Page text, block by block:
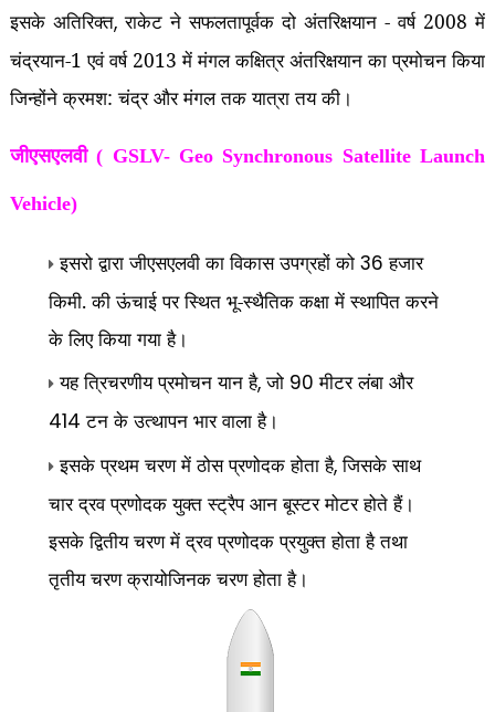
इसके अतिरिक्‍त,राकेट ने सफलतापूर्वक दो अंतरिक्षयान - वर्ष 2008 में
चंद्रयान-1 एवं वर्ष 2013 में मंगल कक्षित्र अंतरिक्षयान का प्रमोचन किया
जिन्‍होंने क्रमश: चंद्र और मंगल तक यात्रा तय की।
जीएसएलवी ( GSLV- Geo Synchronous Satellite Launch
Vehicle)
इसरो द्वारा जीएसएलवी का विकास उपग्रहों को 36 हजार
किमी. की ऊंचाई पर स्थित भू-स्थैतिक कक्षा में स्थापित करने
के लिए किया गया है।
यह त्रिचरणीय प्रमोचन यान है,जो 90 मीटर लंबा और
414 टन के उत्थापन भार वाला है।
इसके प्रथम चरण में ठोस प्रणोदक होता है,जिसके साथ
चार द्रव प्रणोदक युक्त स्ट्रैप आन बूस्टर मोटर होते हैं।
इसके द्वितीय चरण में द्रव प्रणोदक प्रयुक्त होता है तथा
तृतीय चरण क्रायोजिनक चरण होता है।